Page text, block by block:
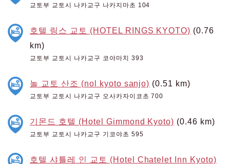
교토부 교토시 나카교구 나카지마초 104
호텔 링스 교토 (HOTEL RINGS KYOTO) (0.76
km)
교토부 교토시 나카교구 코야마치 393
놀 교토 산조 (nol kyoto sanjo) (0.51 km)
교토부 교토시 나카교구 오사카자이코초 700
기몬드 호텔 (Hotel Gimmond Kyoto) (0.46 km)
교토부 교토시 나카교구 기코야초 595
호텔 샤틀레 인 교토 (Hotel Chatelet Inn Kyoto)